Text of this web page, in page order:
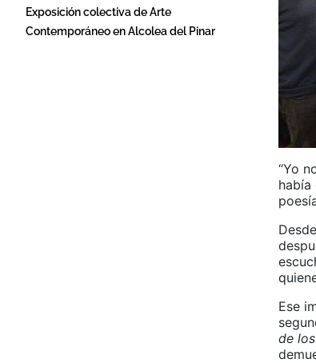
Exposición colectiva de Arte
Contemporáneo en Alcolea del Pinar
“Yo
había
Ese
de